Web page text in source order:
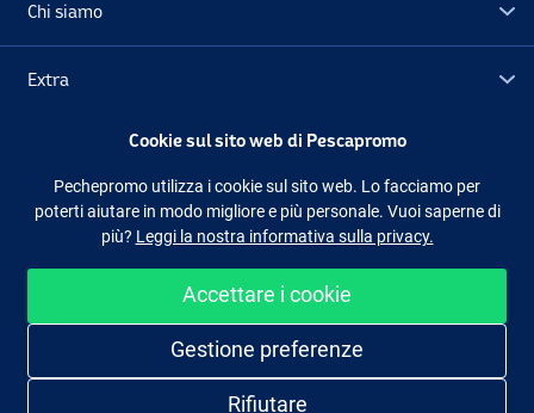
Chi siamo
Extra
Seguici Facebook Instagram
Cookie sul sito web di Pescapromo
Pechepromo utilizza i cookie sul sito web. Lo facciamo per
poterti aiutare in modo migliore e più personale. Vuoi saperne di
più? Leggi la nostra informativa sulla privacy.
Accettare i cookie
Gestione preferenze
Rifiutare